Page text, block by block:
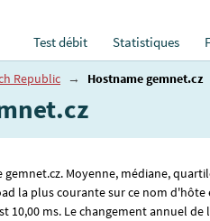
Test débit Statistiques
Republic → Hostname gemnet.cz
Moyenne, médiane,
la plus courante sur ce nom d'hôte
10,00 ms. Le changement annuel